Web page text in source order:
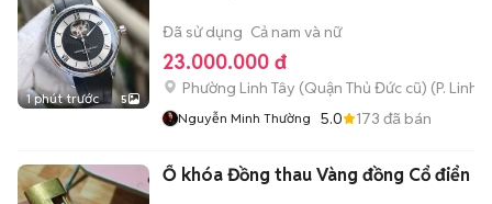
1 phút trước 5
Đã sử dụng Cả nam và nữ
23.000.000 đ
Phường Linh Tây (Quận Thủ Đức cũ) (P. Linh
Nguyễn Minh Thường 5.0 173 đã bán
Ổ khóa Đồng thau Vàng đồng Cổ điển